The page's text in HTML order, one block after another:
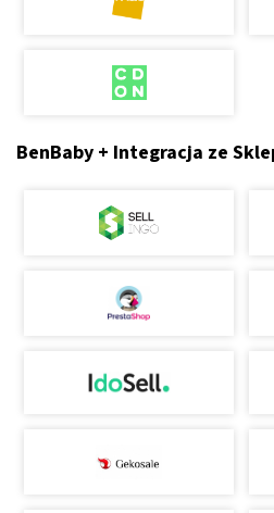
BenBaby + Integracja ze